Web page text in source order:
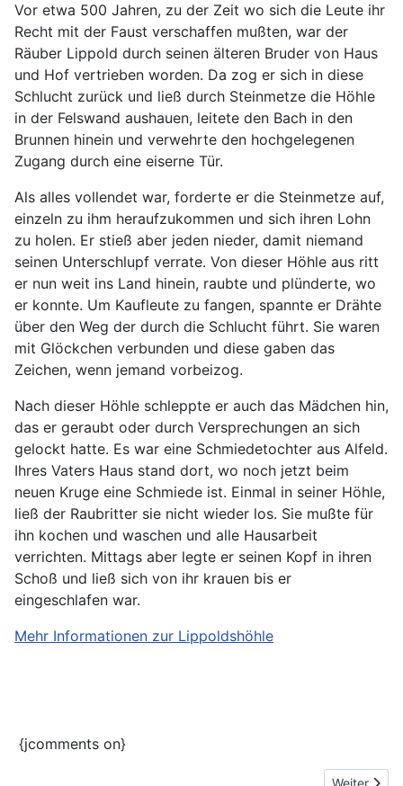
Vor etwa 500 Jahren, zu der Zeit wo sich die Leute ihr
Recht mit der Faust verschaffen mußten, war der
Räuber Lippold durch seinen älteren Bruder von Haus
und Hof vertrieben worden. Da zog er sich in diese
Schlucht zurück und ließ durch Steinmetze die Höhle
in der Felswand aushauen, leitete den Bach in den
Brunnen hinein und verwehrte den hochgelegenen
Zugang durch eine eiserne Tür.
Als alles vollendet war, forderte er die Steinmetze auf,
einzeln zu ihm heraufzukommen und sich ihren Lohn
zu holen. Er stieß aber jeden nieder, damit niemand
seinen Unterschlupf verrate. Von dieser Höhle aus ritt
er nun weit ins Land hinein, raubte und plünderte, wo
er konnte. Um Kaufleute zu fangen, spannte er Drähte
über den Weg der durch die Schlucht führt. Sie waren
mit Glöckchen verbunden und diese gaben das
Zeichen, wenn jemand vorbeizog.
Nach dieser Höhle schleppte er auch das Mädchen hin,
das er geraubt oder durch Versprechungen an sich
gelockt hatte. Es war eine Schmiedetochter aus Alfeld.
Ihres Vaters Haus stand dort, wo noch jetzt beim
neuen Kruge eine Schmiede ist. Einmal in seiner Höhle,
ließ der Raubritter sie nicht wieder los. Sie mußte für
ihn kochen und waschen und alle Hausarbeit
verrichten. Mittags aber legte er seinen Kopf in ihren
Schoß und ließ sich von ihr krauen bis er
eingeschlafen war.
Mehr Informationen zur Lippoldshöhle
{jcomments on}
Nächster